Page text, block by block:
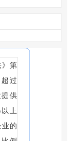
第
过
供
上
的